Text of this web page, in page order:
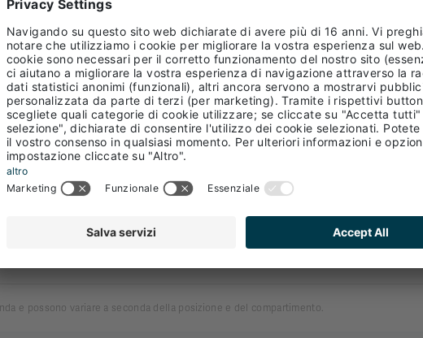
nel cuore del centro storico di Bolzano: da oltre 100 anni
storico di vita e lo rendono qualcosa di davvero speciale.
aggiornamento
Opportunità di crescita
e possono variare a seconda della posizione e del compartimento.